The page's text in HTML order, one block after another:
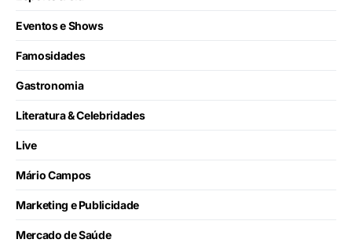
Eventos e Shows
Famosidades
Gastronomia
Literatura & Celebridades
Live
Mário Campos
Marketing e Publicidade
Mercado de Saúde